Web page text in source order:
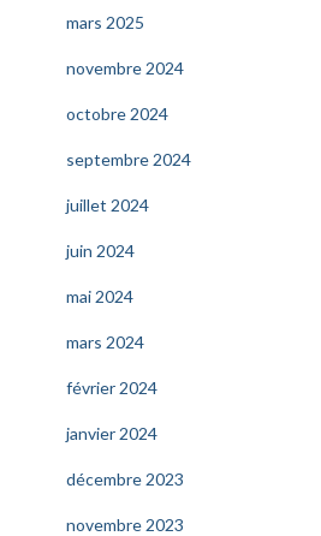
mars 2025
novembre 2024
octobre 2024
septembre 2024
juillet 2024
juin 2024
mai 2024
mars 2024
février 2024
janvier 2024
décembre 2023
novembre 2023